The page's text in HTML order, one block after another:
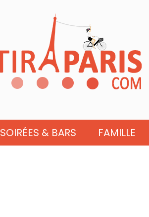
SOIRÉES & BARS FAMILLE